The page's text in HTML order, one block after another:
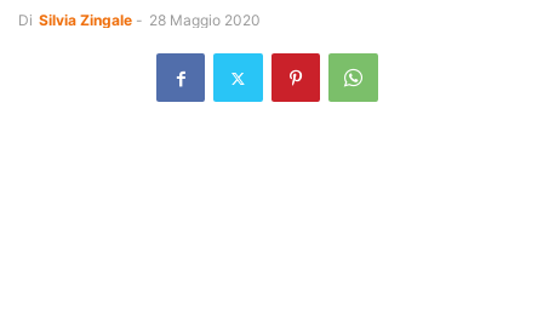
Di Silvia Zingale - 28 Maggio 2020